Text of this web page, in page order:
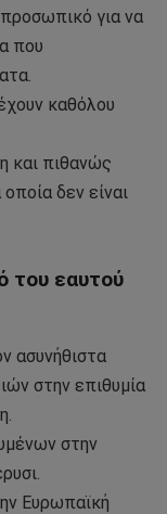
για να
που
καθόλου
και πιθανώς
δεν είναι
του εαυτού
ασυνήθιστα
στην επιθυμία
στην
Ευρωπαϊκή